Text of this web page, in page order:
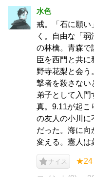
水色
戒。「石に願い
く。自由な「
の林檎。青森で
臣を西門と共
野寺花梨と会う
撃者を殺さない
弟子として入
真。9.11が起こ
の友人の小川に
だった。海に向
変える。憲人は
ナイス ★24